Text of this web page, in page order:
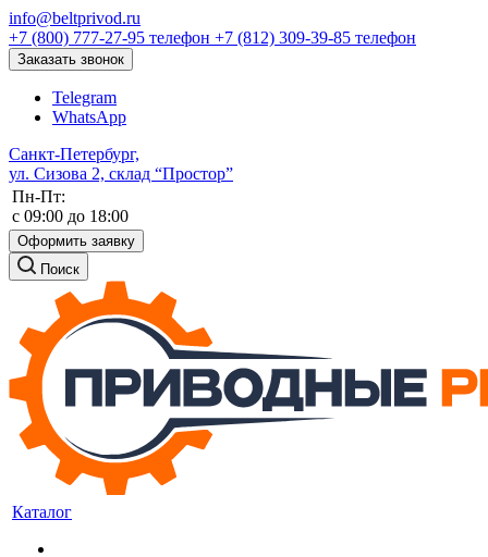
info@beltprivod.ru
+7 (800) 777-27-95 телефон +7 (812) 309-39-85 телефон
Заказать звонок
Telegram
WhatsApp
Санкт-Петербург,
ул. Сизова 2, склад “Простор”
Пн-Пт:
c 09:00 до 18:00
Оформить заявку
Поиск
Каталог